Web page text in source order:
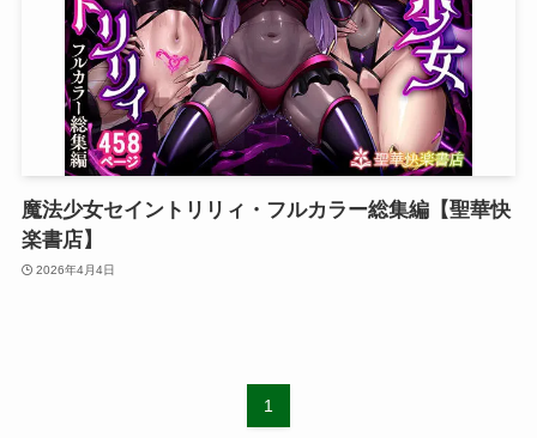
魔法少女セイントリリィ・フルカラー総集編【聖華快
楽書店】
2026年4月4日
1